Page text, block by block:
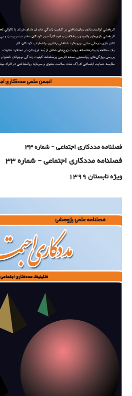
فصلنامه مددکاری اجتماعی - شماره 33
فصلنامه مددکاری اجتماعی - شماره 33
ویژه تابستان 1399